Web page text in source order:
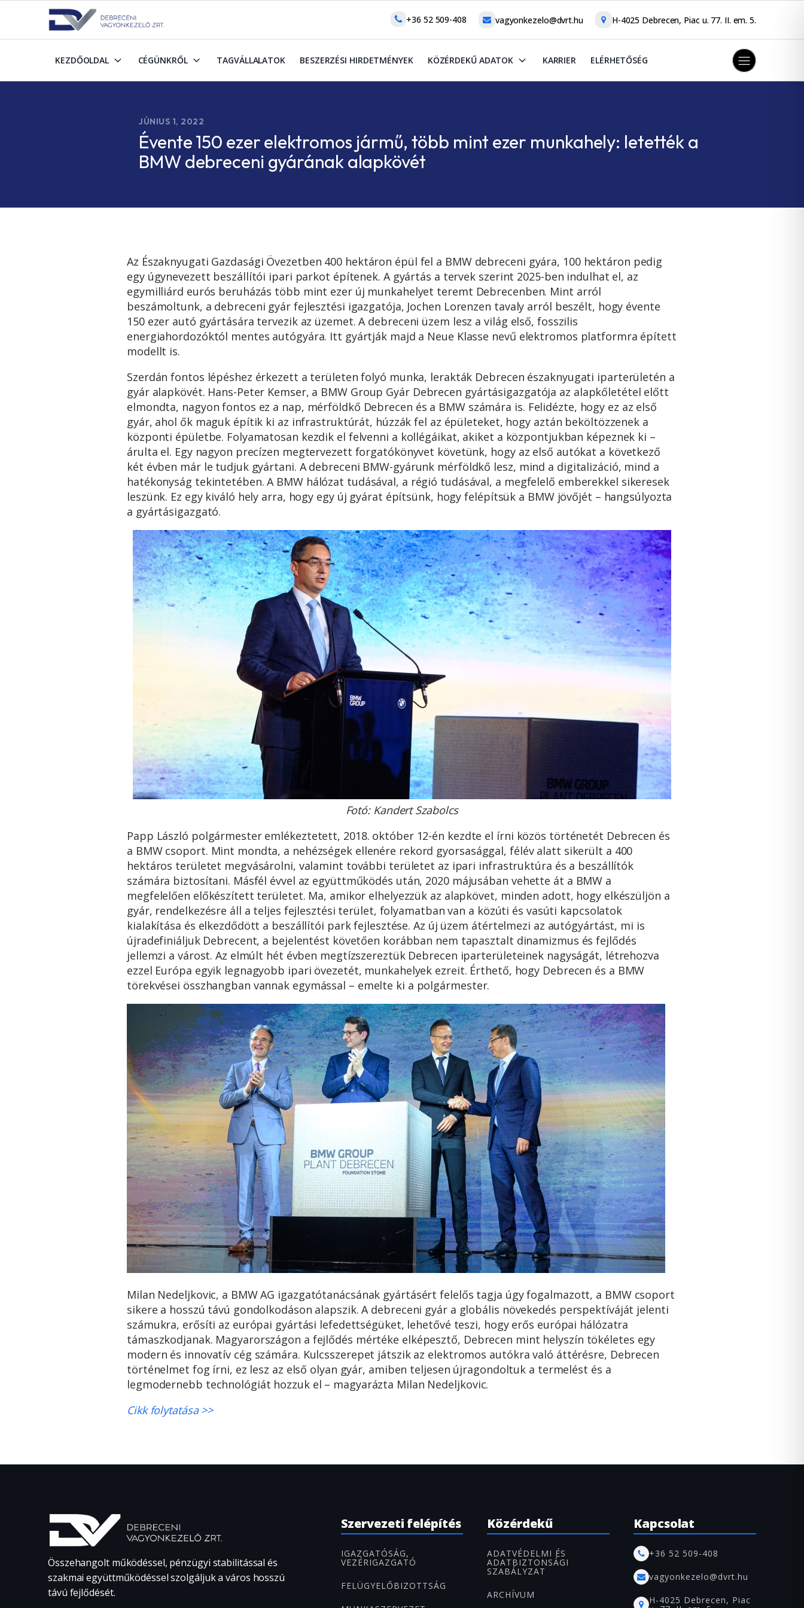
+36 52 509-408 vagyonkezelo@dvrt.hu H-4025 Debrecen, Piac u. 77. II. em. 5.
KEZDŐOLDAL CÉGÜNKRŐL TAGVÁLLALATOK BESZERZÉSI HIRDETMÉNYEK KÖZÉRDEKŰ ADATOK KARRIER ELÉRHETŐSÉG
JÚNIUS 1, 2022
Évente 150 ezer elektromos jármű, több mint ezer munkahely: letették a
BMW debreceni gyárának alapkövét
Az Északnyugati Gazdasági Övezetben 400 hektáron épül fel a BMW debreceni gyára, 100 hektáron pedig
egy úgynevezett beszállítói ipari parkot építenek. A gyártás a tervek szerint 2025-ben indulhat el, az
egymilliárd eurós beruházás több mint ezer új munkahelyet teremt Debrecenben. Mint arról
beszámoltunk, a debreceni gyár fejlesztési igazgatója, Jochen Lorenzen tavaly arról beszélt, hogy évente
150 ezer autó gyártására tervezik az üzemet. A debreceni üzem lesz a világ első, fosszilis
energiahordozóktól mentes autógyára. Itt gyártják majd a Neue Klasse nevű elektromos platformra épített
modellt is.
Szerdán fontos lépéshez érkezett a területen folyó munka, lerakták Debrecen északnyugati iparterületén a
gyár alapkövét. Hans-Peter Kemser, a BMW Group Gyár Debrecen gyártásigazgatója az alapkőletétel előtt
elmondta, nagyon fontos ez a nap, mérföldkő Debrecen és a BMW számára is. Felidézte, hogy ez az első
gyár, ahol ők maguk építik ki az infrastruktúrát, húzzák fel az épületeket, hogy aztán beköltözzenek a
központi épületbe. Folyamatosan kezdik el felvenni a kollégáikat, akiket a központjukban képeznek ki –
árulta el. Egy nagyon precízen megtervezett forgatókönyvet követünk, hogy az első autókat a következő
két évben már le tudjuk gyártani. A debreceni BMW-gyárunk mérföldkő lesz, mind a digitalizáció, mind a
hatékonyság tekintetében. A BMW hálózat tudásával, a régió tudásával, a megfelelő emberekkel sikeresek
leszünk. Ez egy kiváló hely arra, hogy egy új gyárat építsünk, hogy felépítsük a BMW jövőjét – hangsúlyozta
a gyártásigazgató.
Fotó: Kandert Szabolcs
Papp László polgármester emlékeztetett, 2018. október 12-én kezdte el írni közös történetét Debrecen és
a BMW csoport. Mint mondta, a nehézségek ellenére rekord gyorsasággal, félév alatt sikerült a 400
hektáros területet megvásárolni, valamint további területet az ipari infrastruktúra és a beszállítók
számára biztosítani. Másfél évvel az együttműködés után, 2020 májusában vehette át a BMW a
megfelelően előkészített területet. Ma, amikor elhelyezzük az alapkövet, minden adott, hogy elkészüljön a
gyár, rendelkezésre áll a teljes fejlesztési terület, folyamatban van a közúti és vasúti kapcsolatok
kialakítása és elkezdődött a beszállítói park fejlesztése. Az új üzem átértelmezi az autógyártást, mi is
újradefiniáljuk Debrecent, a bejelentést követően korábban nem tapasztalt dinamizmus és fejlődés
jellemzi a várost. Az elmúlt hét évben megtízszereztük Debrecen iparterületeinek nagyságát, létrehozva
ezzel Európa egyik legnagyobb ipari övezetét, munkahelyek ezreit. Érthető, hogy Debrecen és a BMW
törekvései összhangban vannak egymással – emelte ki a polgármester.
Milan Nedeljkovic, a BMW AG igazgatótanácsának gyártásért felelős tagja úgy fogalmazott, a BMW csoport
sikere a hosszú távú gondolkodáson alapszik. A debreceni gyár a globális növekedés perspektíváját jelenti
számukra, erősíti az európai gyártási lefedettségüket, lehetővé teszi, hogy erős európai hálózatra
támaszkodjanak. Magyarországon a fejlődés mértéke elképesztő, Debrecen mint helyszín tökéletes egy
modern és innovatív cég számára. Kulcsszerepet játszik az elektromos autókra való áttérésre, Debrecen
történelmet fog írni, ez lesz az első olyan gyár, amiben teljesen újragondoltuk a termelést és a
legmodernebb technológiát hozzuk el – magyarázta Milan Nedeljkovic.
Cikk folytatása >>
Összehangolt működéssel, pénzügyi stabilitással és
szakmai együttműködéssel szolgáljuk a város hosszú
távú fejlődését.
Szervezeti felépítés
IGAZGATÓSÁG,
VEZÉRIGAZGATÓ
FELÜGYELŐBIZOTTSÁG
Közérdekű
ADATVÉDELMI ÉS
ADATBIZTONSÁGI
SZABÁLYZAT
ARCHÍVUM
Kapcsolat
+36 52 509-408
vagyonkezelo@dvrt.hu
H-4025 Debrecen, Piac